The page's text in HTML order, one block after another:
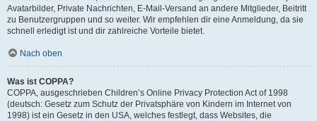
Avatarbilder, Private Nachrichten, E-Mail-Versand an andere Mitglieder, Beitritt
zu Benutzergruppen und so weiter. Wir empfehlen dir eine Anmeldung, da sie
schnell erledigt ist und dir zahlreiche Vorteile bietet.
Nach oben
Was ist COPPA?
COPPA, ausgeschrieben Children’s Online Privacy Protection Act of 1998
(deutsch: Gesetz zum Schutz der Privatsphäre von Kindern im Internet von
1998) ist ein Gesetz in den USA, welches festlegt, dass Websites, die